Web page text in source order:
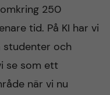
250
tid. På KI har vi
studenter och
se som ett
när vi nu